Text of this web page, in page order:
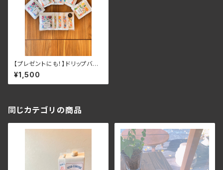
【プレゼントにも！】ドリップバッ
グ５種セット
¥1,500
同じカテゴリの商品